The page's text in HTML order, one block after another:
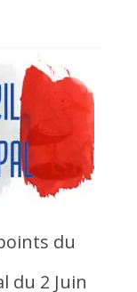
du
du 2 Juin